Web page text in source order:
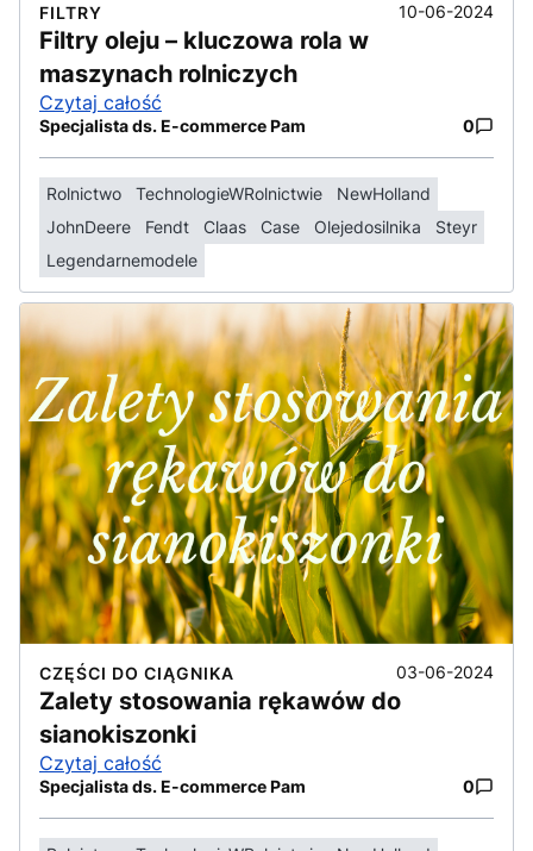
FILTRY 10-06-2024
Filtry oleju – kluczowa rola w
maszynach rolniczych
Czytaj całość
Specjalista ds. E-commerce Pam 0
Rolnictwo TechnologieWRolnictwie
NewHolland
JohnDeere
Fendt Claas Case Olejedosilnika
Steyr
Legendarnemodele
CZĘŚCI DO CIĄGNIKA 03-06-2024
Zalety stosowania rękawów do
sianokiszonki
Czytaj całość
Specjalista ds. E-commerce Pam 0